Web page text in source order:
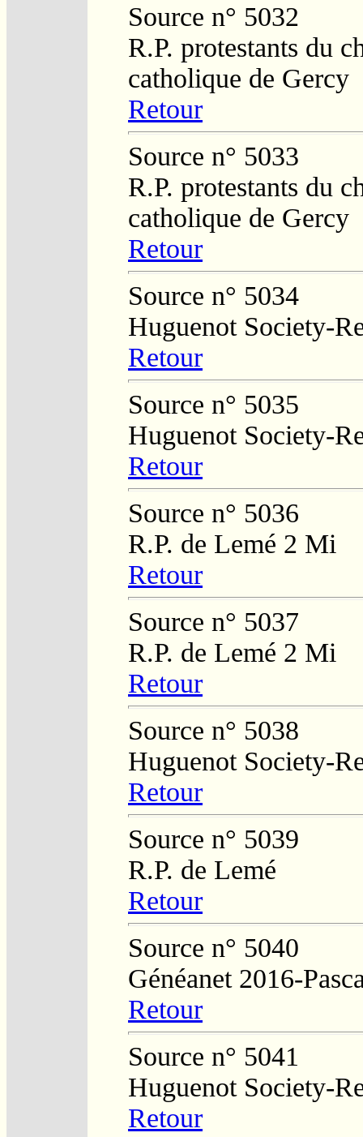
Source n° 5032
R.P. protestants du
catholique de Gercy
Retour
Source n° 5033
R.P. protestants du
catholique de Gercy
Retour
Source n° 5034
Huguenot Society-
Retour
Source n° 5035
Huguenot Society-
Retour
Source n° 5036
R.P. de Lemé 2 Mi
Retour
Source n° 5037
R.P. de Lemé 2 Mi
Retour
Source n° 5038
Huguenot Society-
Retour
Source n° 5039
R.P. de Lemé
Retour
Source n° 5040
Généanet 2016-
Retour
Source n° 5041
Huguenot Society-
Retour